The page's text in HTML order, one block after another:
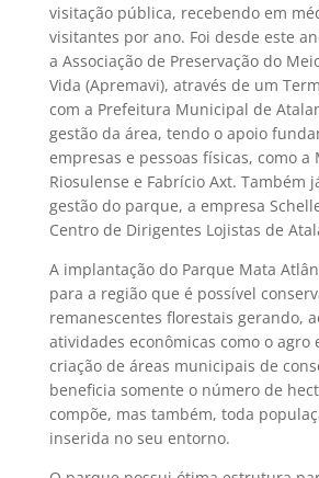
visitação pública, recebendo em
visitantes por ano. Foi desde este
a Associação de Preservação do
Vida (Apremavi), através de um
com a Prefeitura Municipal de
gestão da área, tendo o apoio
empresas e pessoas físicas, como a
Riosulense e Fabrício Axt. Também
gestão do parque, a empresa
Centro de Dirigentes Lojistas de
A implantação do Parque Mata
para a região que é possível
remanescentes florestais gerando,
atividades econômicas como o agro
criação de áreas municipais de
beneficia somente o número de
compõe, mas também, toda
inserida no seu entorno.